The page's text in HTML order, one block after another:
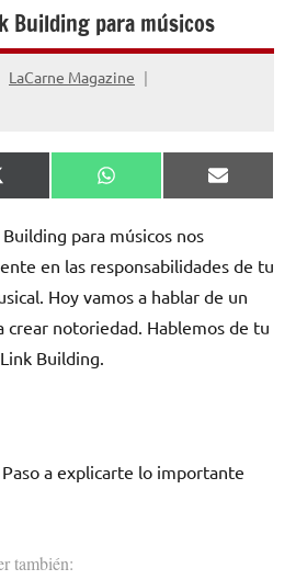
Building para músicos
LaCarne Magazine
Compartir
en
X
(Twitter)
Compartir
en
WhatsApp
en
Email
para músicos nos
en las responsabilidades de tu
Hoy vamos a hablar de un
crear notoriedad. Hablemos de tu
Building.
a explicarte lo importante
también: